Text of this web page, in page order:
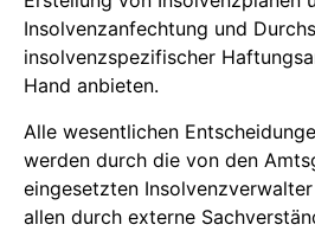
Insolvenzanfechtung und
insolvenzspezifischer
Hand anbieten.
Alle wesentlichen
werden durch die von den
eingesetzten
allen durch externe